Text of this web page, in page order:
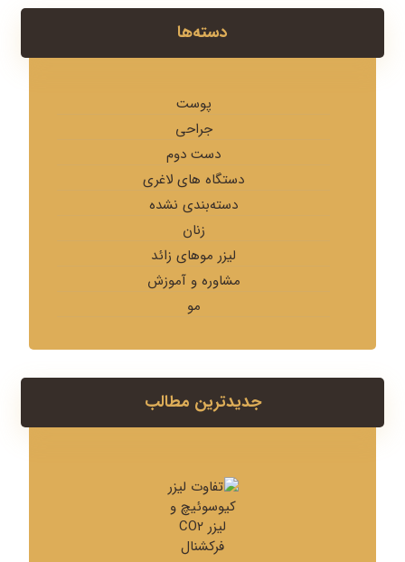
دسته‌ها
پوست
جراحی
دست دوم
دستگاه های لاغری
دسته‌بندی نشده
زنان
لیزر موهای زائد
مشاوره و آموزش
مو
جدیدترین مطالب